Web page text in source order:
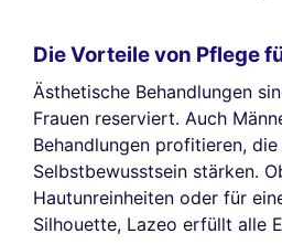
Die Vorteile von Pflege
Ästhetische Behandlungen
Frauen reserviert. Auch
Behandlungen profitieren,
Selbstbewusstsein stärken.
Hautunreinheiten oder für
Silhouette, Lazeo erfüllt alle